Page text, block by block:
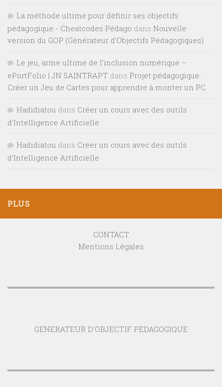
La méthode ultime pour définir ses objectifs
pédagogique - Cheatcodes Pédago dans Nouvelle
version du GOP (Générateur d’Objectifs Pédagogiques)
Le jeu, arme ultime de l’inclusion numérique –
ePortFolio | JN SAINTRAPT dans Projet pédagogique :
Créer un Jeu de Cartes pour apprendre à monter un PC
Hadidiatou dans Créer un cours avec des outils
d’Intelligence Artificielle
Hadidiatou dans Créer un cours avec des outils
d’Intelligence Artificielle
PLUS
CONTACT
Mentions Légales
GENERATEUR D'OBJECTIF PEDAGOGIQUE